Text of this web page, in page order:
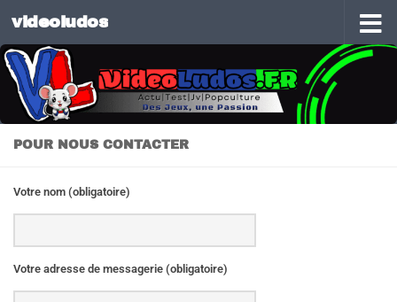
Skip to content
videoludos
POUR NOUS CONTACTER
Votre nom (obligatoire)
Votre adresse de messagerie (obligatoire)